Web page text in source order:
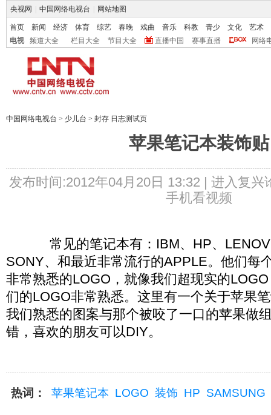
央视网 中国网络电视台 网站地图
首页 新闻 经济 体育 综艺 春晚 戏曲 音乐 科教 青少 文化
艺术
电视
频道大全 栏目大全 节目大全 直播中国 赛事直播 网络
中国网络电视台 > 少儿台 > 封存 日志测试页
苹果笔记本装饰贴
发布时间:2012年04月20日 13:32 | 进入复兴
手机看视频
常见的笔记本有：IBM、HP、
SONY、和最近非常流行的APPLE。他们每
非常熟悉的LOGO，就像我们超现实的
们的LOGO非常熟悉。这里有一个关于苹果
我们熟悉的图案与那个被咬了一口的苹果做
错，喜欢的朋友可以DIY。
热词： 苹果笔记本 LOGO 装饰 HP SAMSUNG